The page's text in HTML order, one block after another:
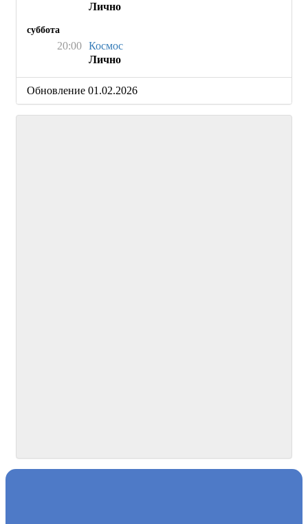
Лично
суббота
20:00 Космос
Лично
Обновление 01.02.2026